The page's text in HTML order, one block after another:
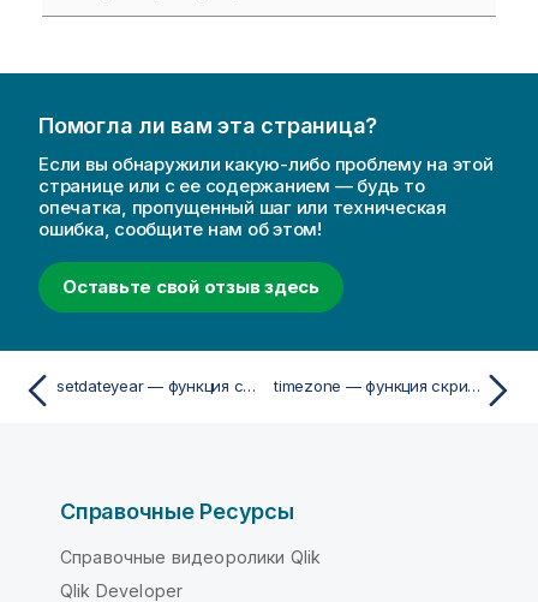
Помогла ли вам эта страница?
Если вы обнаружили какую-либо проблему на этой
странице или с ее содержанием — будь то
опечатка, пропущенный шаг или техническая
ошибка, сообщите нам об этом!
Оставьте свой отзыв здесь
setdateyear — функция скриптa и диаграммы timezone — функция скриптa и диаграммы
Справочные Ресурсы
Справочные видеоролики Qlik
Qlik Developer